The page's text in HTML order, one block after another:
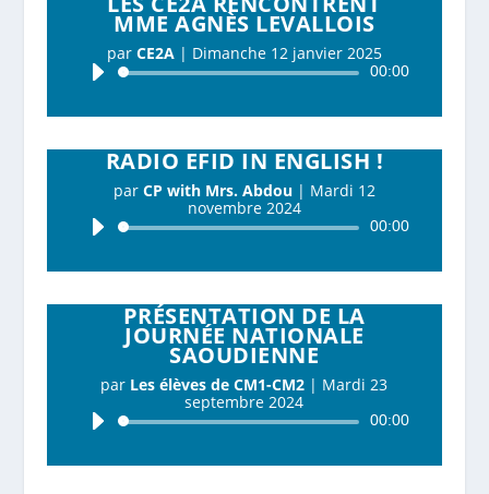
MME AGNÈS LEVALLOIS
par CE2A| Dimanche 12 janvier 2025
Lecteur
00:00
RADIO EFID IN ENGLISH !
par CP with Mrs. Abdou| Mardi 12
novembre 2024
Lecteur
00:00
PRÉSENTATION DE LA
JOURNÉE NATIONALE
SAOUDIENNE
par Les élèves de CM1-CM2 | Mardi 23
septembre 2024
Lecteur
00:00